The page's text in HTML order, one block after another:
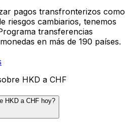
pagos transfronterizos como
riesgos cambiarios, tenemos
transferencias
en más de 190 países.
HKD a CHF
HKD a CHF hoy?